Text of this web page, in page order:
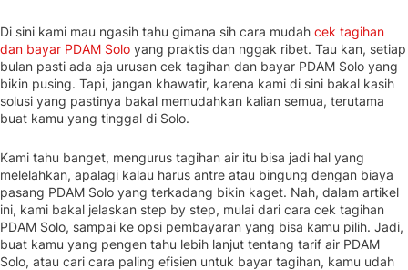
Di sini kami mau ngasih tahu gimana sih cara mudah cek tagihan
dan bayar PDAM Solo yang praktis dan nggak ribet. Tau kan, setiap
bulan pasti ada aja urusan cek tagihan dan bayar PDAM Solo yang
bikin pusing. Tapi, jangan khawatir, karena kami di sini bakal kasih
solusi yang pastinya bakal memudahkan kalian semua, terutama
buat kamu yang tinggal di Solo.
Kami tahu banget, mengurus tagihan air itu bisa jadi hal yang
melelahkan, apalagi kalau harus antre atau bingung dengan biaya
pasang PDAM Solo yang terkadang bikin kaget. Nah, dalam artikel
ini, kami bakal jelaskan step by step, mulai dari cara cek tagihan
PDAM Solo, sampai ke opsi pembayaran yang bisa kamu pilih. Jadi,
buat kamu yang pengen tahu lebih lanjut tentang tarif air PDAM
Solo, atau cari cara paling efisien untuk bayar tagihan, kamu udah